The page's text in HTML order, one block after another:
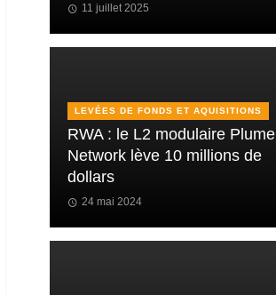
11 juillet 2025
LEVÉES DE FONDS ET AQUISITIONS
RWA : le L2 modulaire Plume
Network lève 10 millions de
dollars
24 mai 2024